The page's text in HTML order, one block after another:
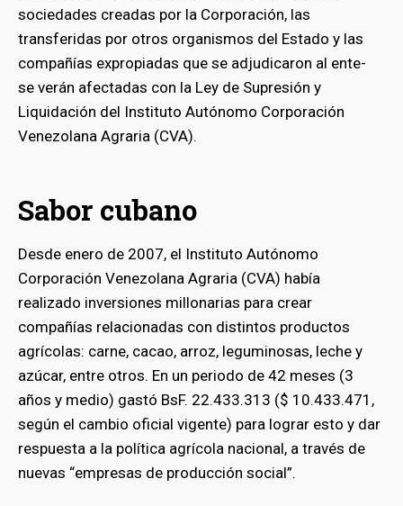
sociedades creadas por la Corporación, las
transferidas por otros organismos del Estado y las
compañías expropiadas que se adjudicaron al ente-
se verán afectadas con la Ley de Supresión y
Liquidación del Instituto Autónomo Corporación
Venezolana Agraria (CVA).
Sabor cubano
Desde enero de 2007, el Instituto Autónomo
Corporación Venezolana Agraria (CVA) había
realizado inversiones millonarias para crear
compañías relacionadas con distintos productos
agrícolas: carne, cacao, arroz, leguminosas, leche y
azúcar, entre otros. En un periodo de 42 meses (3
años y medio) gastó BsF. 22.433.313 ($ 10.433.471,
según el cambio oficial vigente) para lograr esto y dar
respuesta a la política agrícola nacional, a través de
nuevas “empresas de producción social”.